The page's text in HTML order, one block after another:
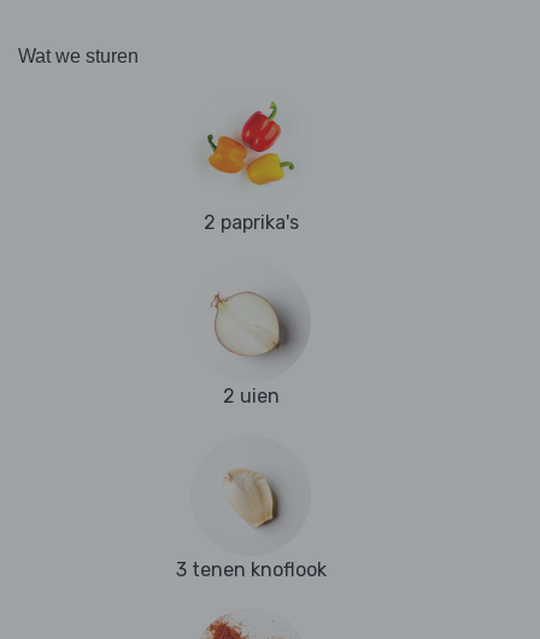
Wat we sturen
2 paprika's
2 uien
3 tenen knoflook